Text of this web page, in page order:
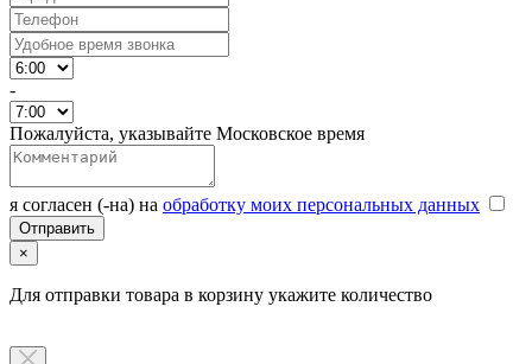
-
Пожалуйста, указывайте Московское время
я согласен (-на) на обработку моих персональных данных
×
Для отправки товара в корзину укажите количество